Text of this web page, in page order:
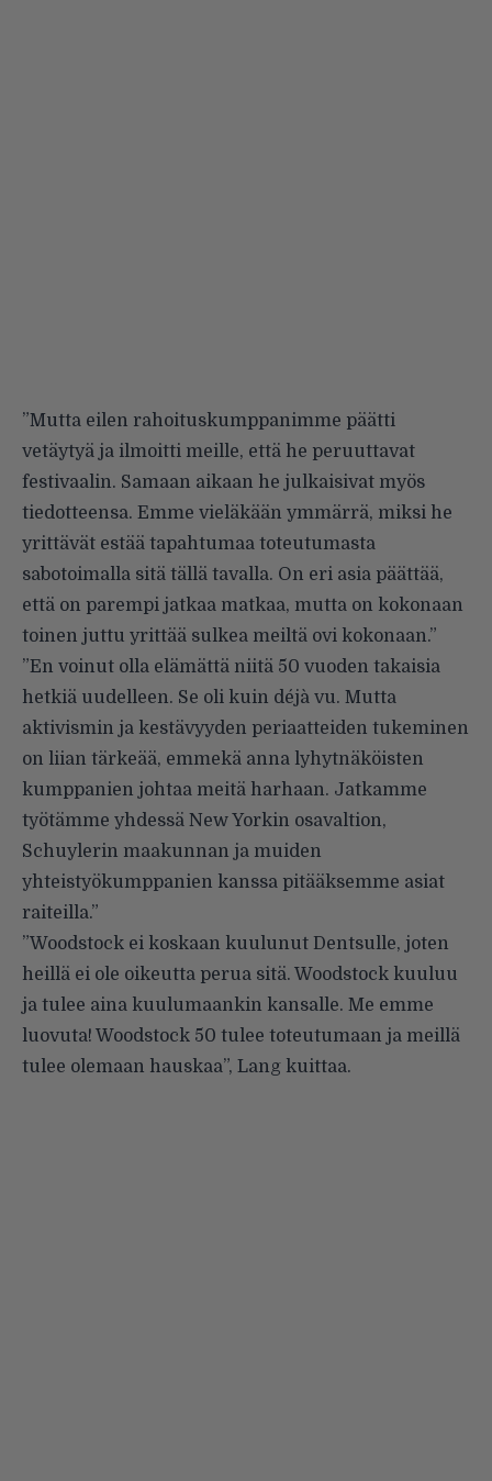
”Mutta eilen rahoituskumppanimme päätti
vetäytyä ja ilmoitti meille, että he peruuttavat
festivaalin. Samaan aikaan he julkaisivat myös
tiedotteensa. Emme vieläkään ymmärrä, miksi he
yrittävät estää tapahtumaa toteutumasta
sabotoimalla sitä tällä tavalla. On eri asia päättää,
että on parempi jatkaa matkaa, mutta on kokonaan
toinen juttu yrittää sulkea meiltä ovi kokonaan.”
”En voinut olla elämättä niitä 50 vuoden takaisia
hetkiä uudelleen. Se oli kuin déjà vu. Mutta
aktivismin ja kestävyyden periaatteiden tukeminen
on liian tärkeää, emmekä anna lyhytnäköisten
kumppanien johtaa meitä harhaan. Jatkamme
työtämme yhdessä New Yorkin osavaltion,
Schuylerin maakunnan ja muiden
yhteistyökumppanien kanssa pitääksemme asiat
raiteilla.”
”Woodstock ei koskaan kuulunut Dentsulle, joten
heillä ei ole oikeutta perua sitä. Woodstock kuuluu
ja tulee aina kuulumaankin kansalle. Me emme
luovuta! Woodstock 50 tulee toteutumaan ja meillä
tulee olemaan hauskaa”, Lang kuittaa.